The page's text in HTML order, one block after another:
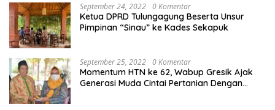
September 24, 2022 0 Komentar
Ketua DPRD Tulungagung Beserta Unsur
Pimpinan “Sinau” ke Kades Sekapuk
September 25, 2022 0 Komentar
Momentum HTN ke 62, Wabup Gresik Ajak
Generasi Muda Cintai Pertanian Dengan